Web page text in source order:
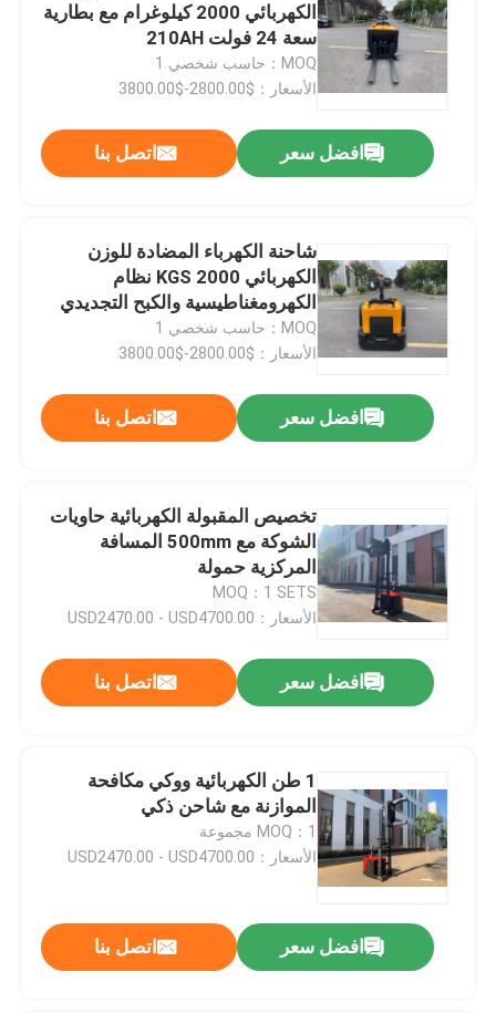
أشرطة فيديو
معلومات عنا
جولة في المعمل
اتصل بنا
أخبار
مدونة
مكدس البليت الكهربائي
3 طريق لتحميل الصناديق
الشاحنة الكهربائية
جرار السحب الكهربائي
الكهربائي 2000 كيلوغرام مع بطارية
سعة 24 فولت 210AH
MOQ：حاسب شخصي 1
الأسعار：$2800.00-$3800.00
افضل سعر اتصل بنا
شاحنة الكهرباء المضادة للوزن
الكهربائي 2000 KGS نظام
الكهرومغناطيسية والكبح التجديدي
MOQ：حاسب شخصي 1
الأسعار：$2800.00-$3800.00
افضل سعر اتصل بنا
تخصيص المقبولة الكهربائية حاويات
الشوكة مع 500mm المسافة
المركزية حمولة
MOQ：1 SETS
الأسعار：USD2470.00 - USD4700.00
افضل سعر اتصل بنا
1 طن الكهربائية ووكي مكافحة
الموازنة مع شاحن ذكي
MOQ：1 مجموعة
الأسعار：USD2470.00 - USD4700.00
افضل سعر اتصل بنا